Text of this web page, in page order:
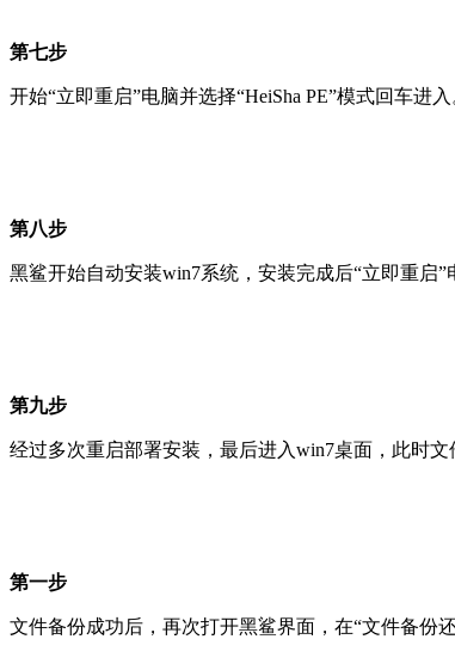
第七步
开始“立即重启”电脑并选择“HeiSha PE”模式回车进入
第八步
黑鲨开始自动安装win7系统，安装完成后“立即重启”
第九步
经过多次重启部署安装，最后进入win7桌面，此时文
第一步
文件备份成功后，再次打开黑鲨界面，在“文件备份